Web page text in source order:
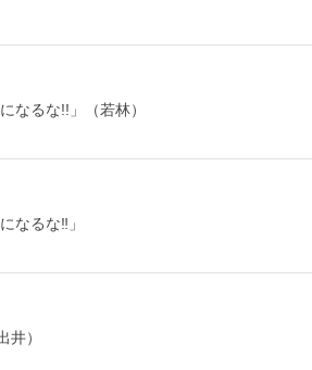
なるな!!」（若林）
なるな‼」
井）